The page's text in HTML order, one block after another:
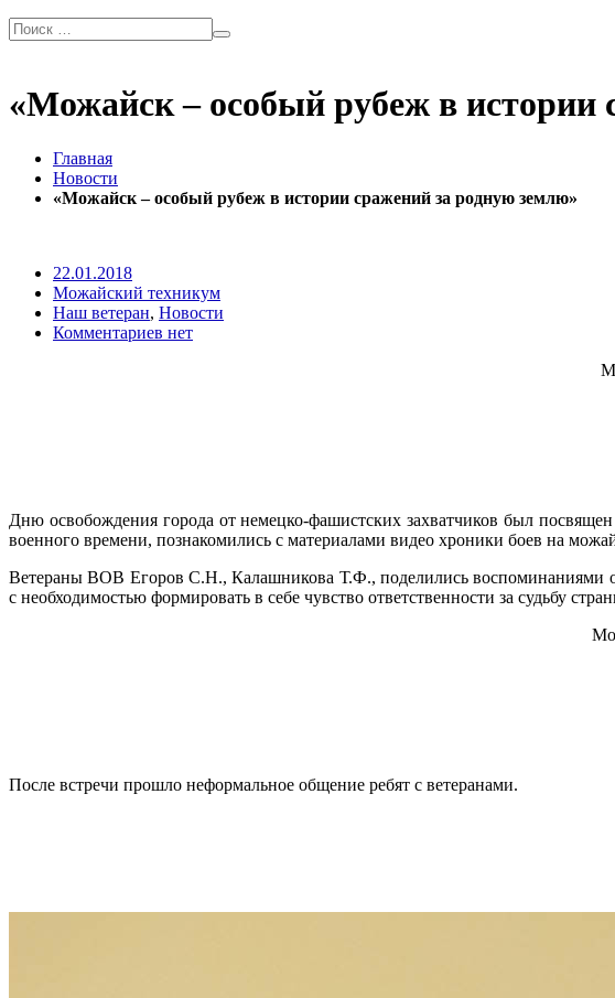
«Можайск – особый рубеж в истории
Главная
Новости
«Можайск – особый рубеж в истории сражений за родную землю»
22.01.2018
Можайский техникум
Наш ветеран, Новости
Комментариев нет
Дню освобождения города от немецко-фашистских захватчиков был
военного времени, познакомились с материалами видео хроники боев на
Ветераны ВОВ Егоров С.Н., Калашникова Т.Ф., поделились воспоминаниями
с необходимостью формировать в себе чувство ответственности за судьбу
После встречи прошло неформальное общение ребят с ветеранами.